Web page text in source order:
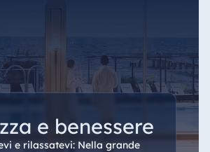
e benessere
e rilassatevi: Nella grande